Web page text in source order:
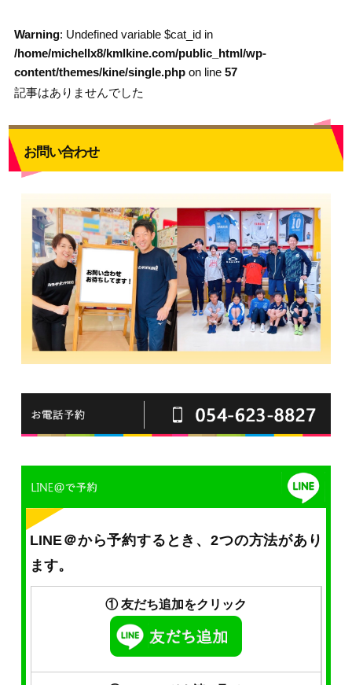
Warning: Undefined variable $cat_id in
/home/michellx8/kmlkine.com/public_html/wp-
content/themes/kine/single.phpon line 57
記事はありませんでした
お問い合わせ
LINE＠から予約するとき、2つの方法があり
ます。
① 友だち追加をクリック